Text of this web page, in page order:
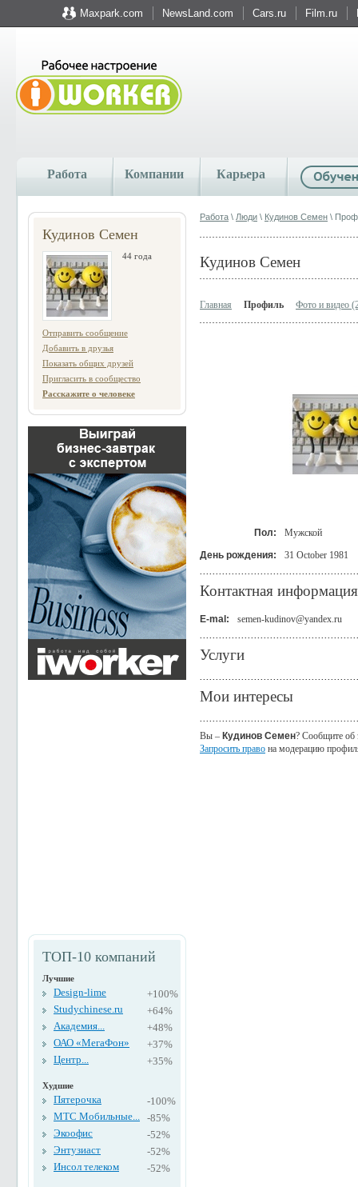
Maxpark.com NewsLand.com Cars.ru Film.ru
Работа Компании Карьера
Кудинов Семен
44 года
Отправить сообщение
Добавить в друзья
Показать общих друзей
Пригласить в сообщество
Расскажите о человеке
ТОП-10 компаний
Лучшие
Design-lime
+100%
Studychinese.ru
+64%
Академия...
+48%
ОАО «МегаФон»
+37%
Центр...
+35%
Худшие
Пятерочка
-100%
МТС Мобильные... -85%
Экоофис
-52%
Энтузиаст
-52%
Инсол телеком
-52%
Работа \ Люди \ Кудинов Семен \
Кудинов Семен
Главная Профиль Фото и видео
Пол:
Мужской
День рождения:
31 October 1981
Контактная информация
E-mal: semen-kudinov@yandex.ru
Услуги
Мои интересы
Вы – Кудинов Семен? Сообщите об
Запросить право на модерацию